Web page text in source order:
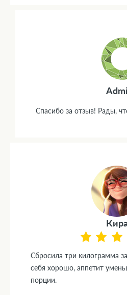
Спасибо за отзыв! Рады,
Сбросила три килограмма
себя хорошо, аппетит
порции.